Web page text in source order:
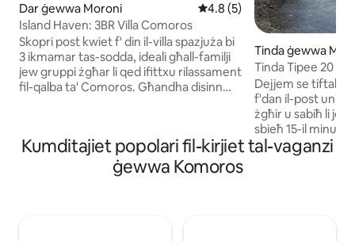
Dar ġewwa Moroni Rating medju ta' 4.8 minn
4.8 (5)
Island Haven: 3BR Villa Comoros
Skopri post kwiet f' din il-villa spazjuża bi
3 ikmamar tas-sodda, ideali għall-familji
jew gruppi żgħar li qed ifittxu rilassament
fil-qalba ta' Comoros. Għandha disinn
ħsieb għall-kumdità, biex b' hekk tiżgura
ftit minuti 'l bogħod mill-bajjiet u l-
Tinda ġewwa
Tinda Tipee 20 m
Indjan. Għaġġla
Dejjem se
f'dan il-post
żgħir u sabiħ li
sbieħ 15-il minuta
tgħum hawnhekk
Prophète jew
Kumditajiet popolari fil-kirjiet tal-vaganzi
ġewwa Komoros